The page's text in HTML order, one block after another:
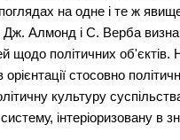
на одне і те ж
Алмонд і С. Верба
щодо політичних об'єктів.
орієнтації стосовно
культуру
інтеріоризовану в